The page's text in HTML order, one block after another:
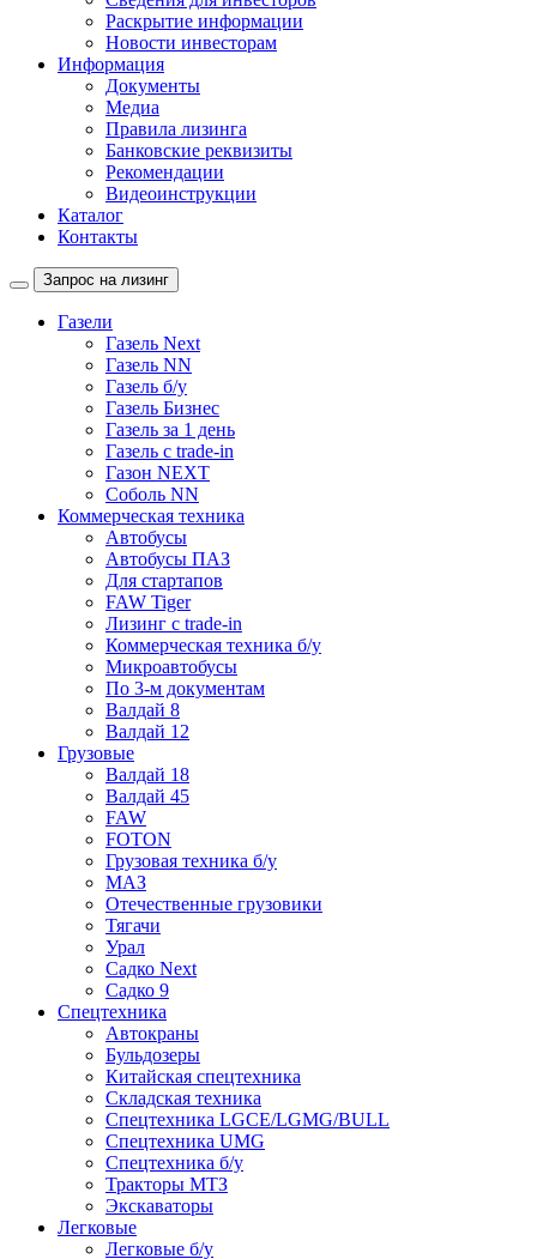
Раскрытие информации
Новости инвесторам
Информация
Документы
Медиа
Правила лизинга
Банковские реквизиты
Рекомендации
Видеоинструкции
Каталог
Контакты
Запрос на лизинг
Газели
Газель Next
Газель NN
Газель б/у
Газель Бизнес
Газель за 1 день
Газель с trade-in
Газон NEXT
Соболь NN
Коммерческая техника
Автобусы
Автобусы ПАЗ
Для стартапов
FAW Tiger
Лизинг с trade-in
Коммерческая техника б/у
Микроавтобусы
По 3-м документам
Валдай 8
Валдай 12
Грузовые
Валдай 18
Валдай 45
FAW
FOTON
Грузовая техника б/у
МАЗ
Отечественные грузовики
Тягачи
Урал
Садко Next
Садко 9
Спецтехника
Автокраны
Бульдозеры
Китайская спецтехника
Складская техника
Спецтехника LGCE/LGMG/BULL
Спецтехника UMG
Спецтехника б/у
Тракторы МТЗ
Экскаваторы
Легковые
Легковые б/у